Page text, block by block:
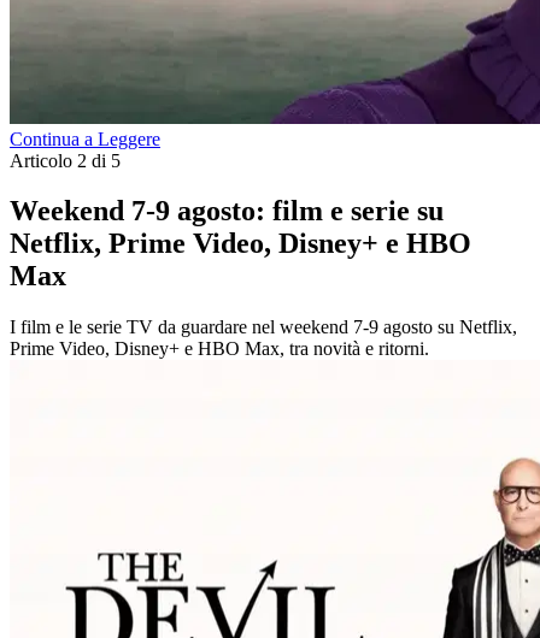
Continua a Leggere
Articolo 2 di 5
Weekend 7-9 agosto: film e serie su
Netflix, Prime Video, Disney+ e HBO
Max
I film e le serie TV da guardare nel weekend 7-9 agosto su Netflix,
Prime Video, Disney+ e HBO Max, tra novità e ritorni.